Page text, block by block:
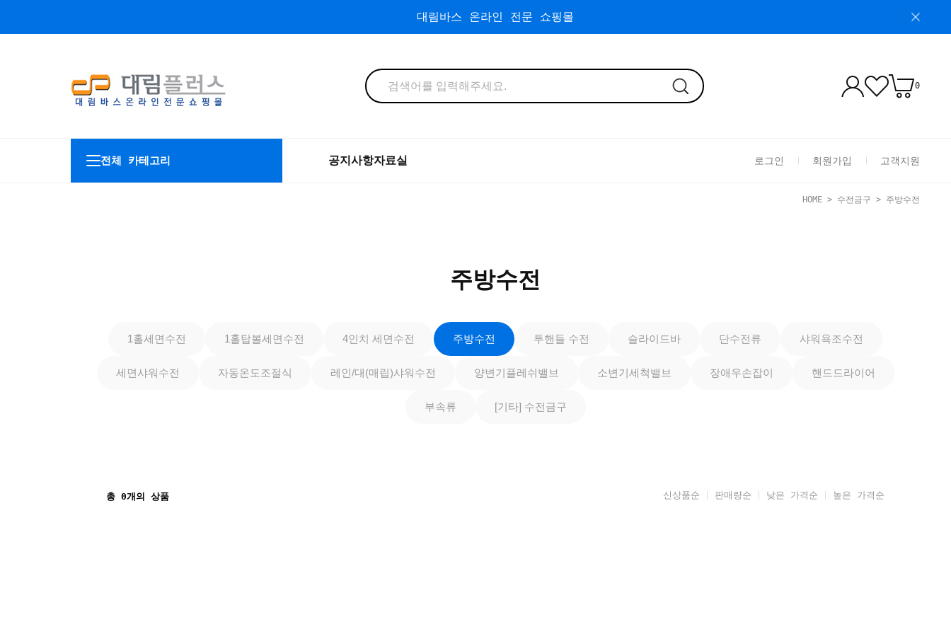
대림바스 온라인 전문 쇼핑몰
0
전체 카테고리 공지사항자료실 로그인 회원가입 고객지원
HOME > 수전금구 > 주방수전
주방수전
1홀세면수전 1홀탑볼세면수전 4인치 세면수전 주방수전 투핸들 수전 슬라이드바 단수전류 샤워욕조수전
세면샤워수전 자동온도조절식 레인/대(매립)샤워수전 양변기플레쉬밸브 소변기세척밸브 장애우손잡이 핸드드라이어
부속류 [기타] 수전금구
총 0개의 상품 신상품순 판매량순 낮은 가격순 높은 가격순